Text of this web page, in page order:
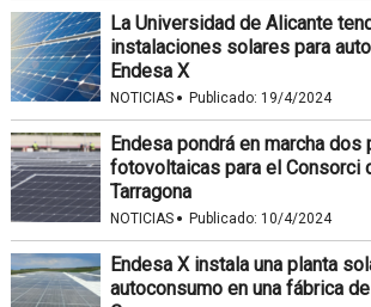
La Universidad de Alicante
instalaciones solares para
Endesa X
NOTICIAS · Publicado: 19/4/2024
Endesa pondrá en marcha
fotovoltaicas para el Consorci
Tarragona
NOTICIAS · Publicado: 10/4/2024
Endesa X instala una planta
autoconsumo en una fábrica